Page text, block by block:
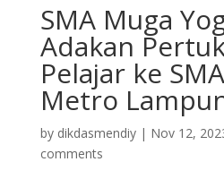
SMA Muga
Adakan
Pelajar ke
Metro
by dikdasmendiy| Nov 12,
comments